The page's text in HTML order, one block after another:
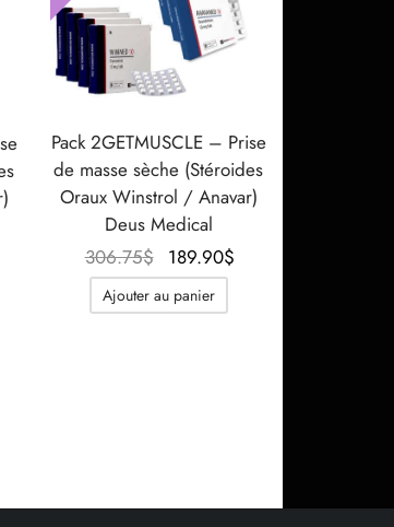
Pack 2GETMUSCLE – Prise
de masse sèche (Stéroides
Oraux Winstrol / Anavar)
Deus Medical
306.75$
Le prix
initial
était :
189.90$
Ajouter au panier